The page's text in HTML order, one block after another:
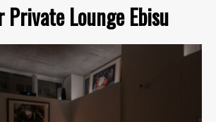
Private Lounge Ebisu